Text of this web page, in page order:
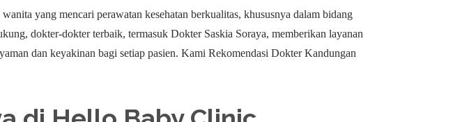
yang mencari perawatan kesehatan berkualitas, khususnya dalam bidang
dokter-dokter terbaik, termasuk Dokter Saskia Soraya, memberikan layanan
dan keyakinan bagi setiap pasien. Kami Rekomendasi Dokter Kandungan